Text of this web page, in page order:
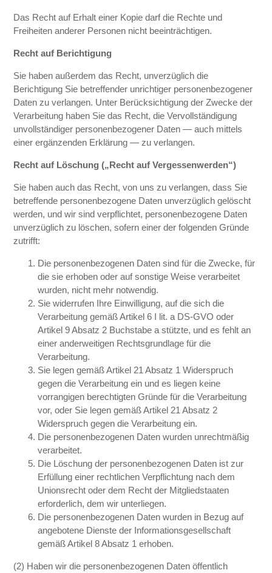
Das Recht auf Erhalt einer Kopie darf die Rechte und
Freiheiten anderer Personen nicht beeinträchtigen.
Recht auf Berichtigung
Sie haben außerdem das Recht, unverzüglich die
Berichtigung Sie betreffender unrichtiger personenbezogener
Daten zu verlangen. Unter Berücksichtigung der Zwecke der
Verarbeitung haben Sie das Recht, die Vervollständigung
unvollständiger personenbezogener Daten — auch mittels
einer ergänzenden Erklärung — zu verlangen.
Recht auf Löschung („Recht auf Vergessenwerden“)
Sie haben auch das Recht, von uns zu verlangen, dass Sie
betreffende personenbezogene Daten unverzüglich gelöscht
werden, und wir sind verpflichtet, personenbezogene Daten
unverzüglich zu löschen, sofern einer der folgenden Gründe
zutrifft:
Die personenbezogenen Daten sind für die Zwecke, für
die sie erhoben oder auf sonstige Weise verarbeitet
wurden, nicht mehr notwendig.
Sie widerrufen Ihre Einwilligung, auf die sich die
Verarbeitung gemäß Artikel 6 I lit. a DS-GVO oder
Artikel 9 Absatz 2 Buchstabe a stützte, und es fehlt an
einer anderweitigen Rechtsgrundlage für die
Verarbeitung.
Sie legen gemäß Artikel 21 Absatz 1 Widerspruch
gegen die Verarbeitung ein und es liegen keine
vorrangigen berechtigten Gründe für die Verarbeitung
vor, oder Sie legen gemäß Artikel 21 Absatz 2
Widerspruch gegen die Verarbeitung ein.
Die personenbezogenen Daten wurden unrechtmäßig
verarbeitet.
Die Löschung der personenbezogenen Daten ist zur
Erfüllung einer rechtlichen Verpflichtung nach dem
Unionsrecht oder dem Recht der Mitgliedstaaten
erforderlich, dem wir unterliegen.
Die personenbezogenen Daten wurden in Bezug auf
angebotene Dienste der Informationsgesellschaft
gemäß Artikel 8 Absatz 1 erhoben.
(2) Haben wir die personenbezogenen Daten öffentlich